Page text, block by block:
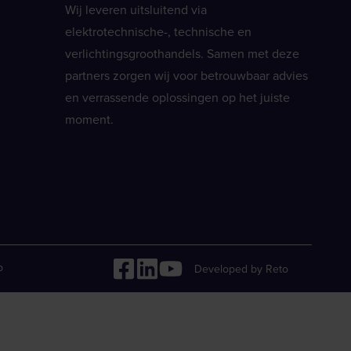
Wij leveren uitsluitend via
elektrotechnische-, technische en
verlichtingsgroothandels. Samen met deze
partners zorgen wij voor betrouwbaar advies
en verrassende oplossingen op het juiste
moment.
Developed by Reto